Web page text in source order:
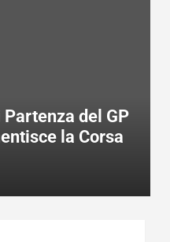
del GP
la Corsa